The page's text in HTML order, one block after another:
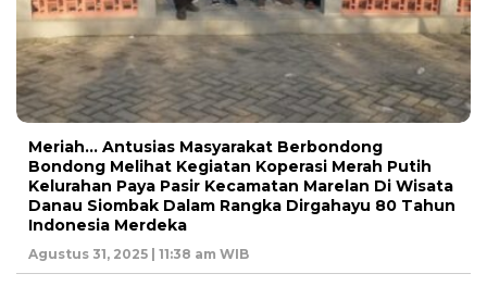
Meriah… Antusias Masyarakat Berbondong
Bondong Melihat Kegiatan Koperasi Merah Putih
Kelurahan Paya Pasir Kecamatan Marelan Di Wisata
Danau Siombak Dalam Rangka Dirgahayu 80 Tahun
Indonesia Merdeka
Agustus 31, 2025 | 11:38 am WIB